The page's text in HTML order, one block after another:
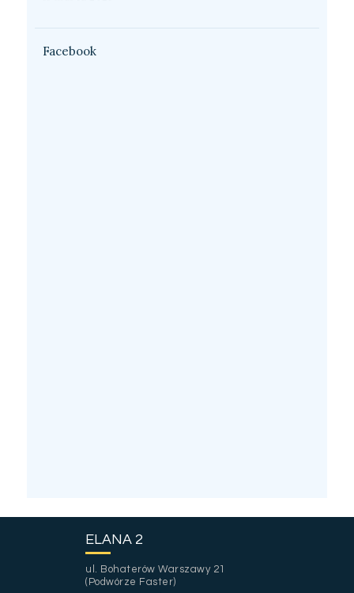
Facebook
ELANA 2
ul. Bohaterów Warszawy 21
(Podwórze Faster)